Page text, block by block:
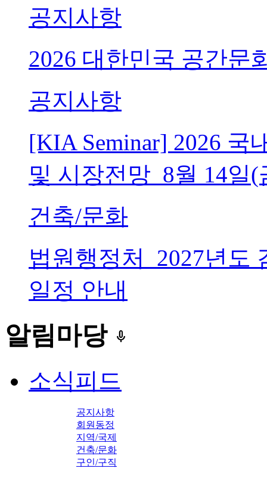
공지사항
2026 대한민국 공간문
공지사항
[KIA Seminar] 2026 국
및 시장전망_8월 14일(
건축/문화
법원행정처_2027년도
일정 안내
알림마당 keyboard_voice
소식피드
공지사항
회원동정
지역/국제
건축/문화
구인/구직